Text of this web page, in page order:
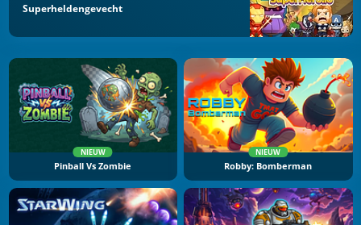
Superheldengevecht
NIEUW
Pinball Vs Zombie
NIEUW
Robby: Bomberman